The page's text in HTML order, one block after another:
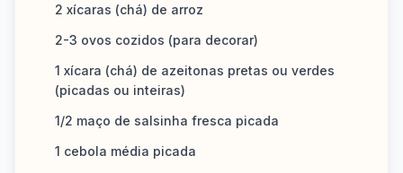
2 xícaras (chá) de arroz
2-3 ovos cozidos (para decorar)
1 xícara (chá) de azeitonas pretas ou verdes
(picadas ou inteiras)
1/2 maço de salsinha fresca picada
1 cebola média picada